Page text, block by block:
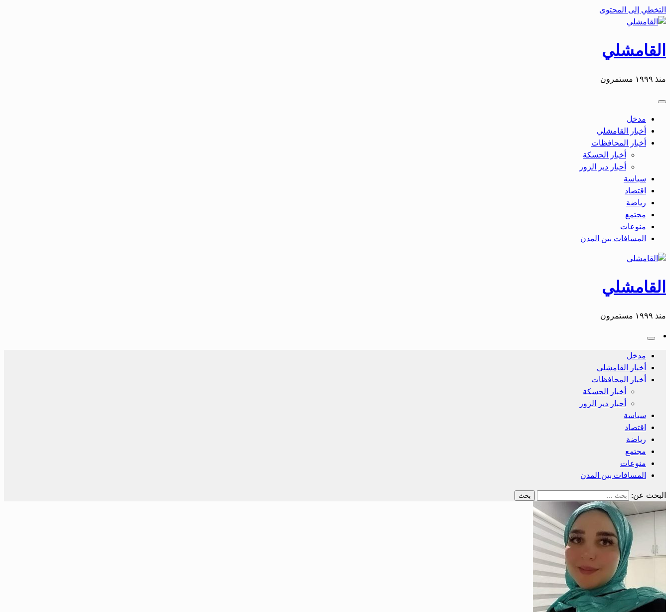
التخطي إلى المحتوى
القامشلي
منذ ١٩٩٩ مستمرون
مدخل
أخبار القامشلي
أخبار المحافظات
أخبار الحسكة
أحبار دير الزور
سياسة
اقتصاد
رياضة
مجتمع
منوعات
المسافات بين المدن
القامشلي
منذ ١٩٩٩ مستمرون
مدخل
أخبار القامشلي
أخبار المحافظات
أخبار الحسكة
أحبار دير الزور
سياسة
اقتصاد
رياضة
مجتمع
منوعات
المسافات بين المدن
البحث عن: